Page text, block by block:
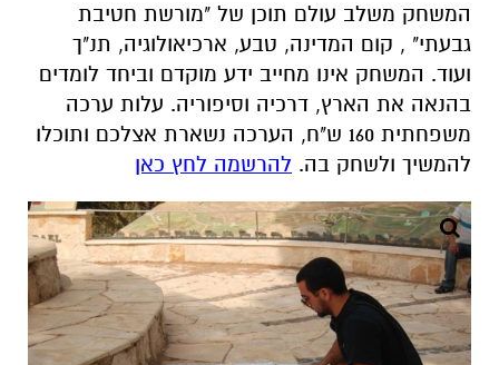
המשחק משלב עולם תוכן של "מורשת חטיבת
גבעתי" , קום המדינה, טבע, ארכיאולוגיה, תנ"ך
ועוד. המשחק אינו מחייב ידע מוקדם וביחד לומדים
בהנאה את הארץ, דרכיה וסיפוריה. עלות ערכה
משפחתית 160 ש"ח, הערכה נשארת אצלכם ותוכלו
להמשיך ולשחק בה. להרשמה לחץ כאן